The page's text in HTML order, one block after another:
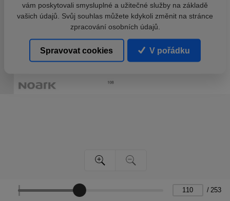
/ 253
vám poskytovali smysluplné a užitečné služby na základě
vašich údajů. Svůj souhlas můžete kdykoli změnit na stránce
zpracování osobních údajů.
Spravovat cookies V pořádku